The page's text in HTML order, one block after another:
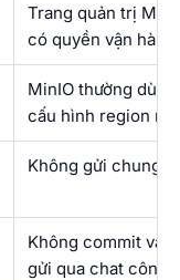
Trang quản trị
có quyền vận hành.
MinIO thường
cấu hình region
Không gửi chung
Không commit
gửi qua chat công